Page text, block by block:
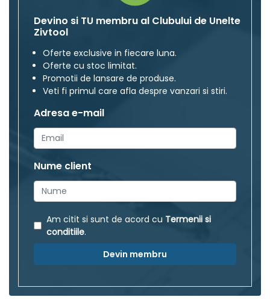
Devino si TU membru al Clubului de Unelte
Zivtool
Oferte exclusive in fiecare luna.
Oferte cu stoc limitat.
Promotii de lansare de produse.
Veti fi primul care afla despre vanzari si stiri.
Adresa e-mail
Nume client
Am citit si sunt de acord cu Termenii si
conditiile.
Devin membru